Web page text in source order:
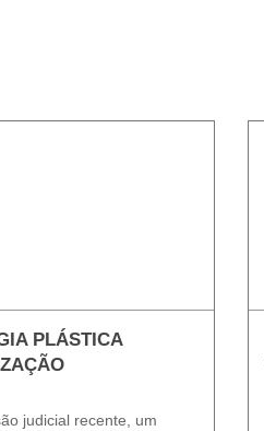
PLÁSTICA
judicial recente, um